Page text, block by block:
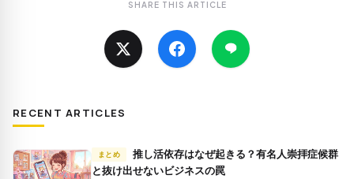
SHARE THIS ARTICLE
RECENT ARTICLES
まとめ
推し活依存はなぜ起きる？有名人崇拝症候群
と抜け出せないビジネスの罠